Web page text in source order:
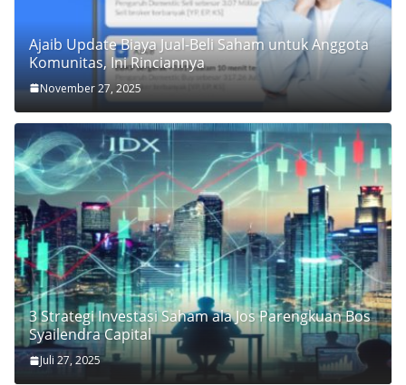
Ajaib Update Biaya Jual-Beli Saham untuk Anggota
Komunitas, Ini Rinciannya
November 27, 2025
3 Strategi Investasi Saham ala Jos Parengkuan Bos
Syailendra Capital
Juli 27, 2025